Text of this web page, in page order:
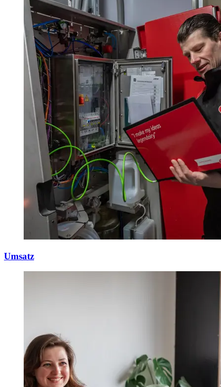
Umsatz